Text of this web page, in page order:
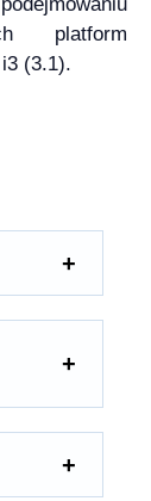
platform
(3.1).